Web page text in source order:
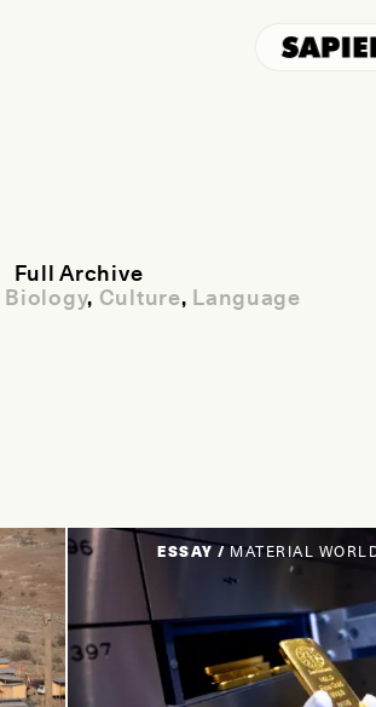
Full Archive
Biology, Culture, Language
ESSAY /MATERIAL